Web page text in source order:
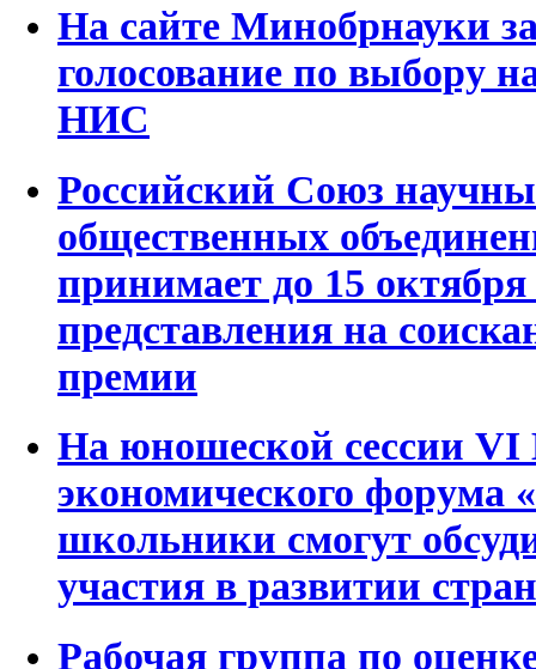
На сайте Минобрнауки
голосование по выбору
НИС
Российский Союз
общественных
принимает до 15 октября
представления на
премии
На юношеской сессии VI
экономического
школьники смогут
участия в развитии
Рабочая группа по